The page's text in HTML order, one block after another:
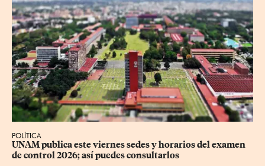
POLÍTICA
UNAM publica este viernes sedes y horarios del examen
de control 2026; así puedes consultarlos